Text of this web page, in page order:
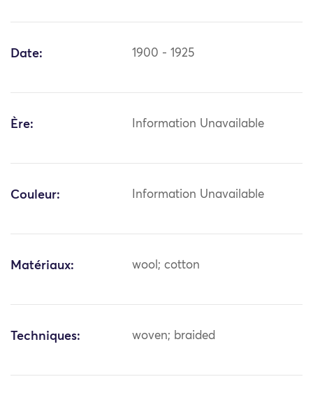
Date: 1900 - 1925
Ère: Information Unavailable
Couleur: Information Unavailable
Matériaux: wool; cotton
Techniques: woven; braided